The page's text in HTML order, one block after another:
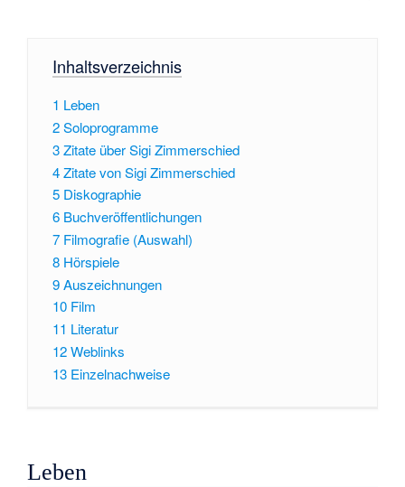
Inhaltsverzeichnis
1 Leben
2Soloprogramme
3Zitate über Sigi Zimmerschied
4Zitate von Sigi Zimmerschied
5 Diskographie
6 Buchveröffentlichungen
7 Filmografie (Auswahl)
8 Hörspiele
9Auszeichnungen
10 Film
11 Literatur
12Weblinks
13 Einzelnachweise
Leben